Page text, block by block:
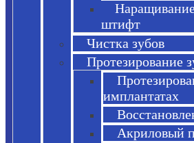
штифт
Чистка зубов
Протезирование
имплантатах
Акриловый